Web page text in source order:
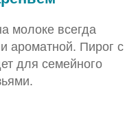
молоке всегда
ароматной. Пирог с
для семейного